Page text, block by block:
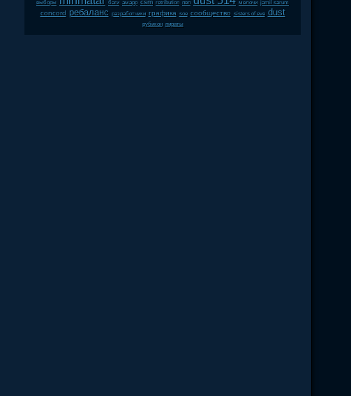
выборы баги амарр csm retribution пвп мелочи jamil sarum
concord ребаланс разработчики графика soe сообщество sisters of eve dust
рубикон пираты